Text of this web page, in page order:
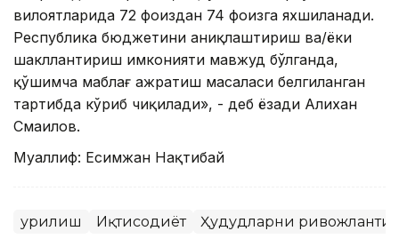
вилоятларида 72 фоиздан 74 фоизга яхшиланади.
Республика бюджетини аниқлаштириш ва/ёки
шакллантириш имконияти мавжуд бўлганда,
қўшимча маблағ ажратиш масаласи белгиланган
тартибда кўриб чиқилади», - деб ёзади Алихан
Смаилов.
Муаллиф: Есимжан Нақтибай
Қурилиш Иқтисодиёт Ҳудудларни